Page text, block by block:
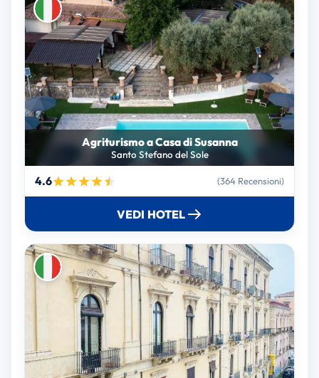
Agriturismo a Casa di Susanna
Santo Stefano del Sole
4.6 (364 Recensioni)
VEDI HOTEL